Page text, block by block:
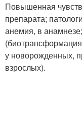
Повышенная
препарата;
анемия, в
у новорожденных,
взрослых).